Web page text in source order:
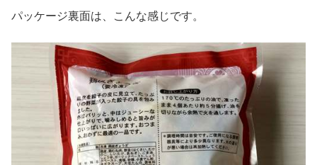
パッケージ裏面は、こんな感じです。